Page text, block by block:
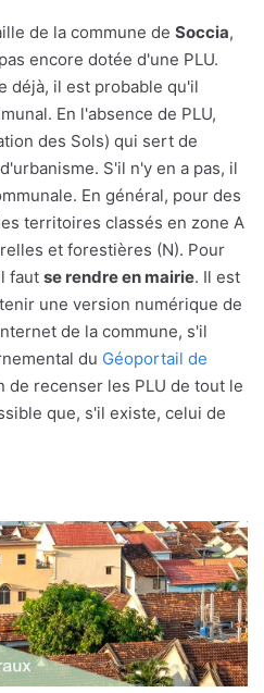
de la commune de Soccia,
encore dotée d'une PLU.
déjà, il est probable qu'il
En l'absence de PLU,
des Sols) qui sert de
S'il n'y en a pas, il
En général, pour des
territoires classés en zone A
et forestières (N). Pour
faut se rendre en mairie. Il est
une version numérique de
de la commune, s'il
du Géoportail de
de recenser les PLU de tout le
que, s'il existe, celui de